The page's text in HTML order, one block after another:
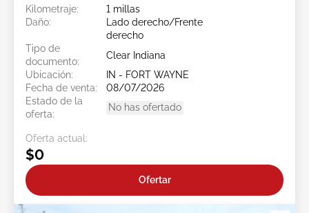
Kilometraje:
1 millas
Daño:
Lado derecho/Frente
derecho
Tipo de
documento:
Clear Indiana
Ubicación:
IN - FORT WAYNE
Fecha de venta:
08/07/2026
Estado de la
oferta:
No has ofertado
Oferta actual:
$0
Ofertar